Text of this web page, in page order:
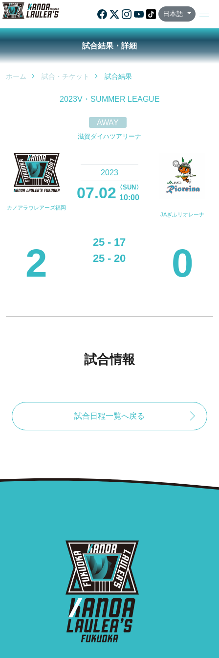
日本語
試合結果・詳細
ホーム 試合・チケット 試合結果
2023V・SUMMER LEAGUE
AWAY
滋賀ダイハツアリーナ
カノアラウレアーズ福岡
2023
07.02 〈SUN〉
10:00
JAぎふリオレーナ
2
25 - 17
25 - 20
0
試合情報
試合日程一覧へ戻る